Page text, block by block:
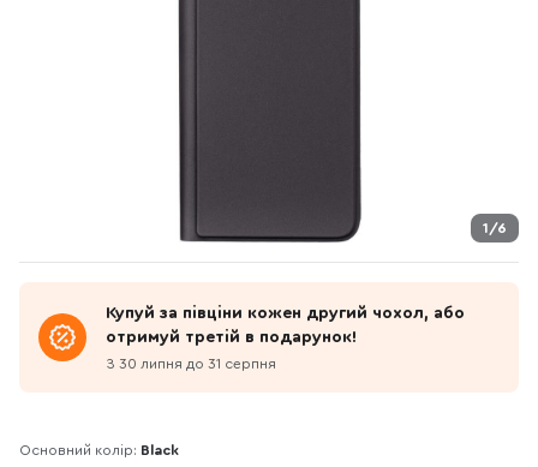
1/6
Купуй за півціни кожен другий чохол, або
отримуй третій в подарунок!
З 30 липня до 31 серпня
Основний колір: Black